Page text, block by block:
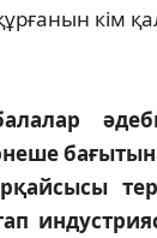
кім